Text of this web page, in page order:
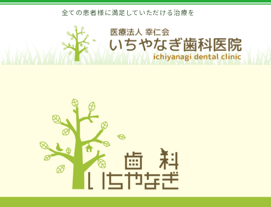
全ての患者様に満足していただける治療を